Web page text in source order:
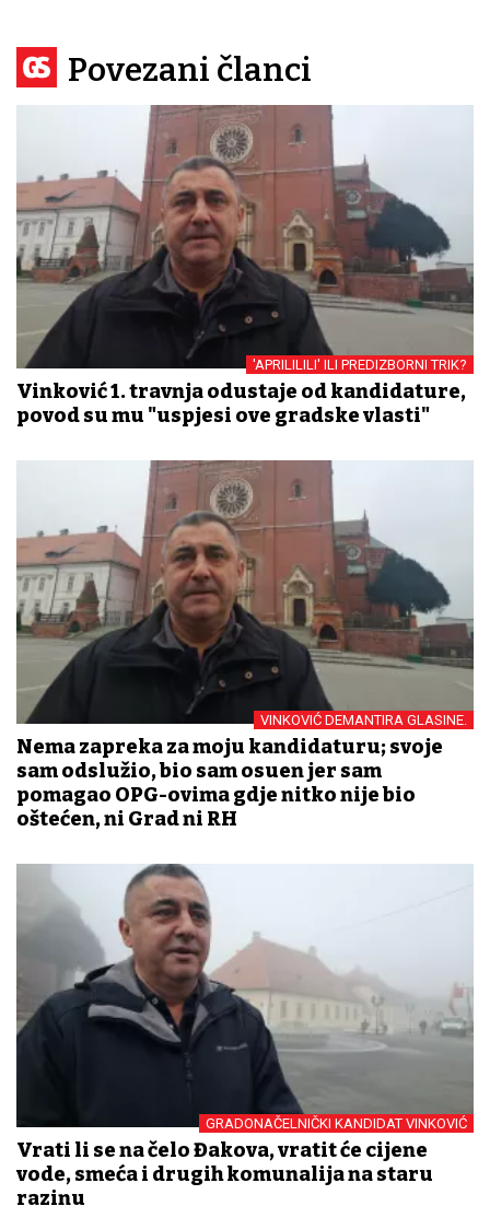
Povezani članci
'APRILILILI' ILI PREDIZBORNI TRIK?
Vinković 1. travnja odustaje od kandidature,
povod su mu "uspjesi ove gradske vlasti"
VINKOVIĆ DEMANTIRA GLASINE.
Nema zapreka za moju kandidaturu; svoje
sam odslužio, bio sam osuđen jer sam
pomagao OPG-ovima gdje nitko nije bio
oštećen, ni Grad ni RH
GRADONAČELNIČKI KANDIDAT VINKOVIĆ
Vrati li se na čelo Đakova, vratit će cijene
vode, smeća i drugih komunalija na staru
razinu